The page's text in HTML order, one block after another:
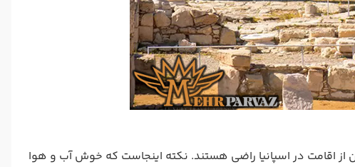
در اسپانیا انجام شد، مشخص شد که 92% از مهاجران از اقامت در اسپانیا راضی هستند. نکته اینجاست که خوش آب و هوا